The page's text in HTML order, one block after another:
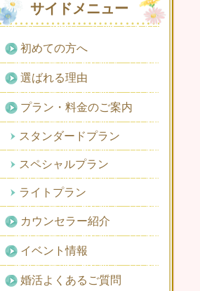
サイドメニュー
初めての方へ
選ばれる理由
プラン・料金のご案内
スタンダードプラン
スペシャルプラン
ライトプラン
カウンセラー紹介
イベント情報
婚活よくあるご質問